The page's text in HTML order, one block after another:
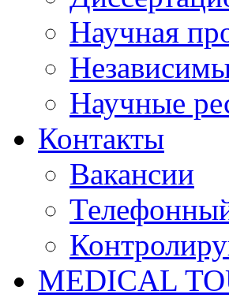
Научная
Научные
Контакты
Вакансии
MEDICAL